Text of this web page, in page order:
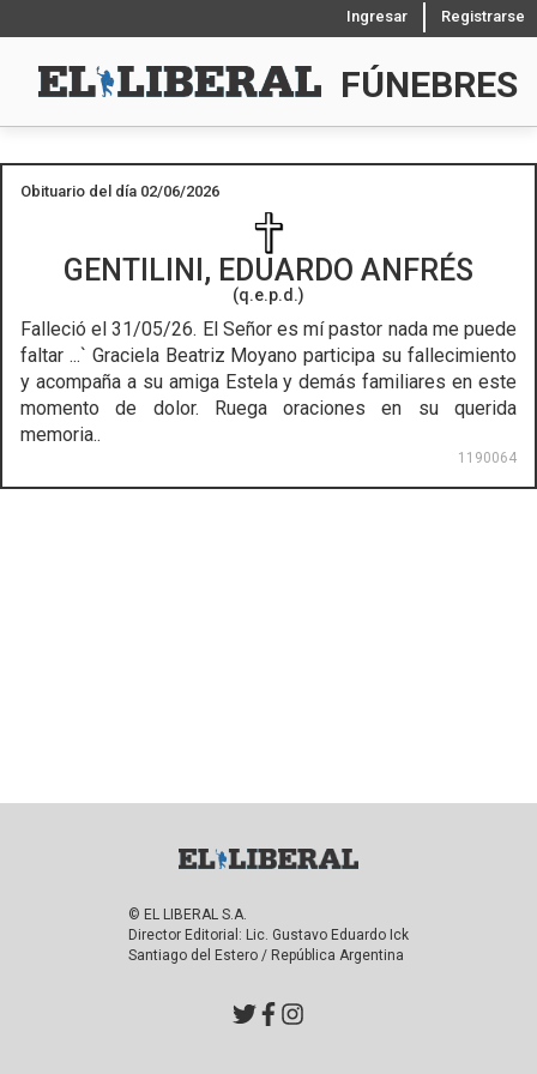
Ingresar Registrarse
FÚNEBRES
Obituario del día 02/06/2026
GENTILINI, EDUARDO ANFRÉS
(q.e.p.d.)
Falleció el 31/05/26. El Señor es mí pastor nada me puede
faltar ...` Graciela Beatriz Moyano participa su fallecimiento
y acompaña a su amiga Estela y demás familiares en este
momento de dolor. Ruega oraciones en su querida
memoria..
1190064
© EL LIBERAL S.A.
Director Editorial: Lic. Gustavo Eduardo Ick
Santiago del Estero / República Argentina